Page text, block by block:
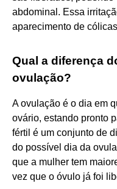
abdominal. Essa
aparecimento de
Qual a diferença
ovulação?
A ovulação é o dia em
ovário, estando pronto
fértil é um conjunto de
do possível dia da
que a mulher tem
vez que o óvulo já foi